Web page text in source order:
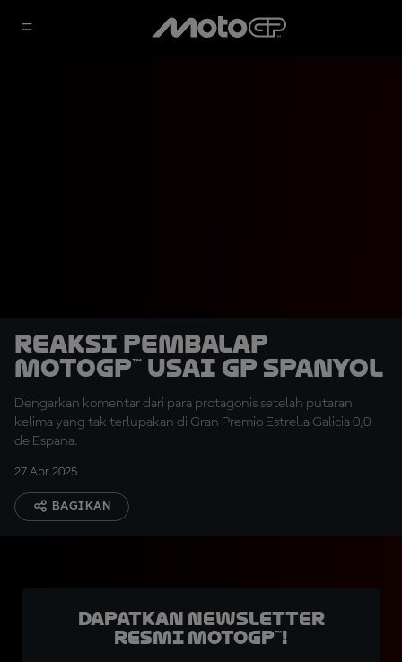
Reaksi Pembalap
MotoGP™ Usai GP Spanyol
Dengarkan komentar dari para protagonis setelah putaran
kelima yang tak terlupakan di Gran Premio Estrella Galicia 0,0
de Espana.
27 Apr 2025
BAGIKAN
Dapatkan Newsletter
Resmi MotoGP™!